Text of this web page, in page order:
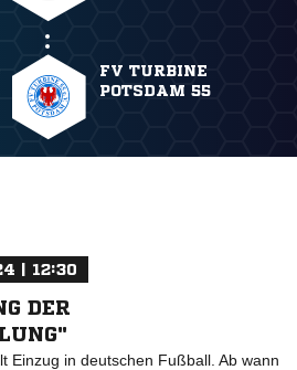
FV TURBINE
POTSDAM 55
| 12:30
DER
Einzug in deutschen Fußball. Ab wann